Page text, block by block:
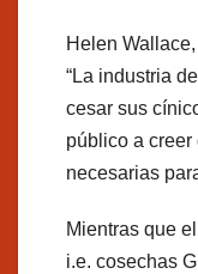
Helen
“La industria
cesar sus
público a creer
necesarias
Mientras que
i.e. cosechas